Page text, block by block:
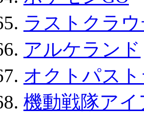
ラストクラ
アルケランド
オクトパス
機動戦隊ア